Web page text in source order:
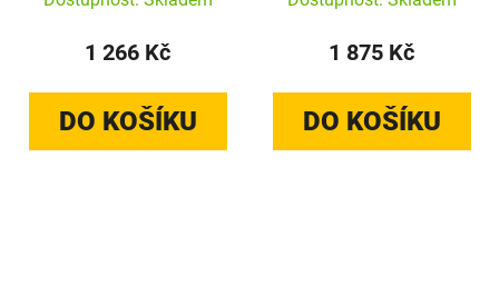
1 266 Kč
DO KOŠÍKU
1 875 Kč
DO KOŠÍKU